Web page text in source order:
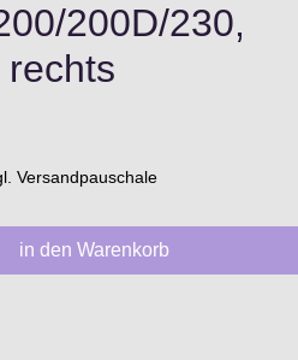
200D/230,
rechts
Versandpauschale
in den Warenkorb